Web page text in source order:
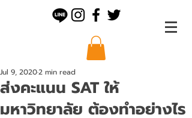
ส่งคะแนน SAT ให้
มหาวิทยาลัย ต้องทำอย่างไร
Jul 9, 20202 min read